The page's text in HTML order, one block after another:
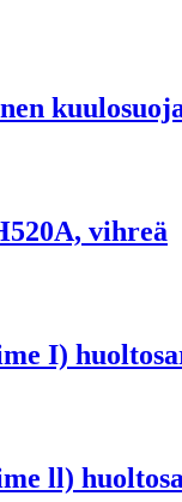
vihreä
I)
ll)